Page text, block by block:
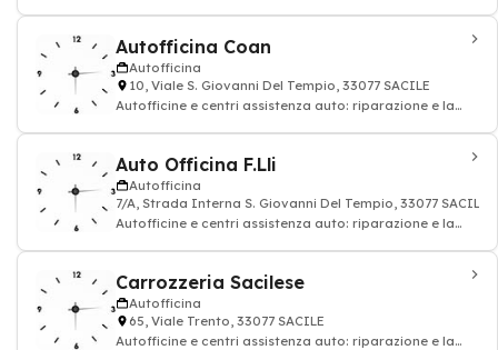
Autofficina Coan
Autofficina
10, Viale S. Giovanni Del Tempio, 33077 SACILE
Autofficine e centri assistenza auto: riparazione e la
Auto Officina F.Lli
Autofficina
7/A, Strada Interna S. Giovanni Del Tempio, 33077 SACILE
Autofficine e centri assistenza auto: riparazione e la
Carrozzeria Sacilese
Autofficina
65, Viale Trento, 33077 SACILE
Autofficine e centri assistenza auto: riparazione e la